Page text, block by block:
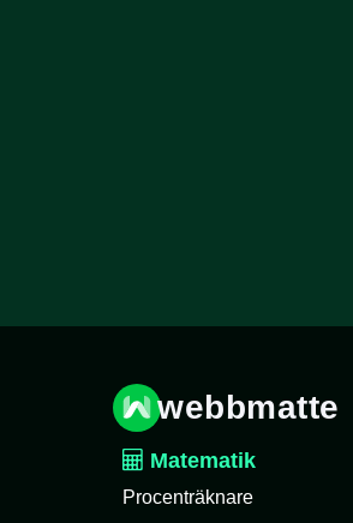
webbmatte
Matematik
Procenträknare